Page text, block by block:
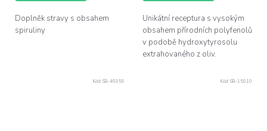
Doplněk stravy s obsahem
spiruliny
Unikátní receptura s vysokým
obsahem přírodních polyfenolů
v podobě hydroxytyrosolu
extrahovaného z oliv.
Kód: SB-46959 Kód: SB-15910